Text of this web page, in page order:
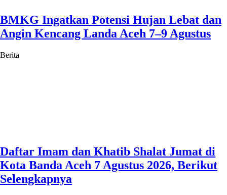
BMKG Ingatkan Potensi Hujan Lebat dan
Angin Kencang Landa Aceh 7–9 Agustus
Berita
Daftar Imam dan Khatib Shalat Jumat di
Kota Banda Aceh 7 Agustus 2026, Berikut
Selengkapnya